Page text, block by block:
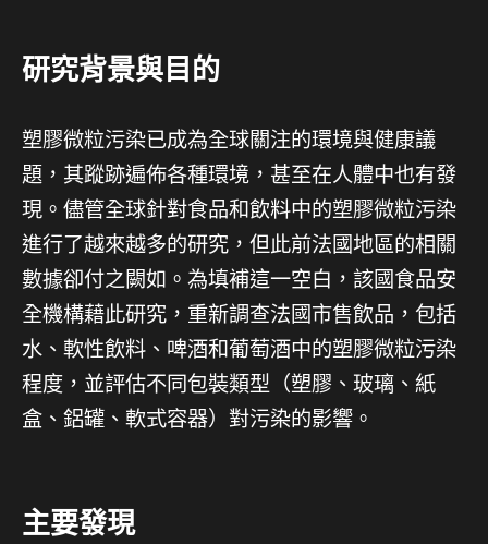
研究背景與目的
塑膠微粒污染已成為全球關注的環境與健康議
題，其蹤跡遍佈各種環境，甚至在人體中也有發
現。儘管全球針對食品和飲料中的塑膠微粒污染
進行了越來越多的研究，但此前法國地區的相關
數據卻付之闕如。為填補這一空白，該國食品安
全機構藉此研究，重新調查法國市售飲品，包括
水、軟性飲料、啤酒和葡萄酒中的塑膠微粒污染
程度，並評估不同包裝類型（塑膠、玻璃、紙
盒、鋁罐、軟式容器）對污染的影響。
主要發現